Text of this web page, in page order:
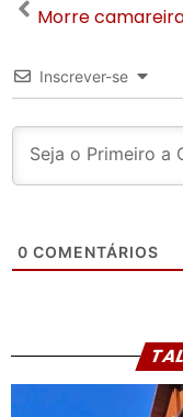
Inscrever-se
0 COMENTÁRIOS